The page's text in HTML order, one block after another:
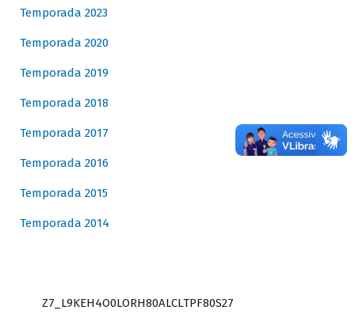
Temporada 2023
Temporada 2020
Temporada 2019
Temporada 2018
Temporada 2017
Temporada 2016
Temporada 2015
Temporada 2014
Z7_L9KEH4O0LORH80ALCLTPF80S27